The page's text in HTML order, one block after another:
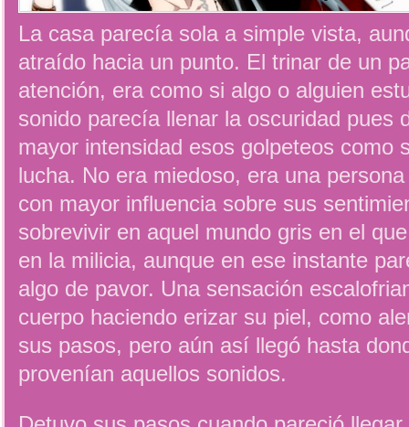
La casa parecía sola a simple vista,
atraído hacia un punto. El trinar de un
atención, era como si algo o alguien
sonido parecía llenar la oscuridad pues
mayor intensidad esos golpeteos como
lucha. No era miedoso, era una
con mayor influencia sobre sus
sobrevivir en aquel mundo gris en el
en la milicia, aunque en ese instante
algo de pavor. Una sensación
cuerpo haciendo erizar su piel, como
sus pasos, pero aún así llegó hasta
provenían aquellos sonidos.